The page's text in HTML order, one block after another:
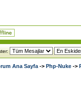
Ana Sayfa -> Php-Nuke ->